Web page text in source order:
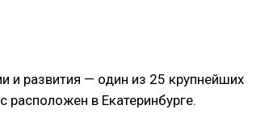
и развития — один из 25 крупнейших
расположен в Екатеринбурге.